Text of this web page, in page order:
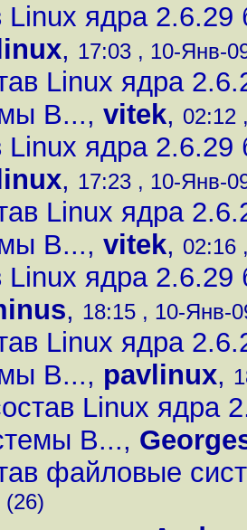
Linux ядра
, 17:03 , 10-Янв-
Linux ядра
B..., vitek, 02:12
Linux ядра
, 17:23 , 10-Янв-
Linux ядра
B..., vitek, 02:16
Linux ядра
, 18:15 , 10-Янв-
Linux ядра
B..., pavlinux,
Linux ядра
B...,
файловые